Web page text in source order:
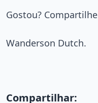
Gostou? Compartilhe
Wanderson Dutch.
Compartilhar: